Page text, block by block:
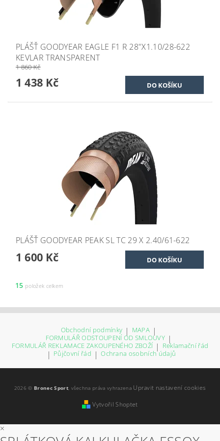
PLÁŠŤ GOODYEAR EAGLE F1 R 28"X1.10/28-622
KEVLAR TRANSPARENT
1 860 Kč
1 438 Kč
PLÁŠŤ GOODYEAR PEAK SL TC 29 X 2.40/61-622
1 600 Kč
15 položek celkem
Obchodní podmínky | MAPA |
FORMULÁŘ ODSTOUPENÍ OD SMLOUVY |
FORMULÁŘ REKLAMACE ZAKOUPENÉHO ZBOŽÍ | Reklamační řád
| Půjčovní řád | Ochrana osobních údajů
2026 © Bronec Sport, všechna práva vyhrazena Upravit nastavení cookies
Vytvořil Shoptet
×